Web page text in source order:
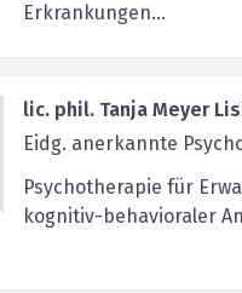
Erkrankungen...
lic. phil. Tanja Meyer
Eidg. anerkannte
Psychotherapie für
kognitiv-behavioraler